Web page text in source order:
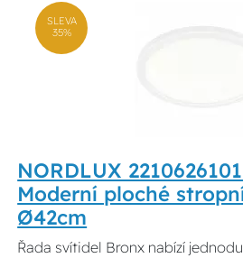
SLEVA
35%
NORDLUX
Moderní ploché
Ø42cm
Řada svítidel Bronx nabízí